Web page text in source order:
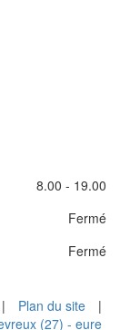
8.00 - 19.00
Fermé
Fermé
| Plan du site
|
(27) - eure